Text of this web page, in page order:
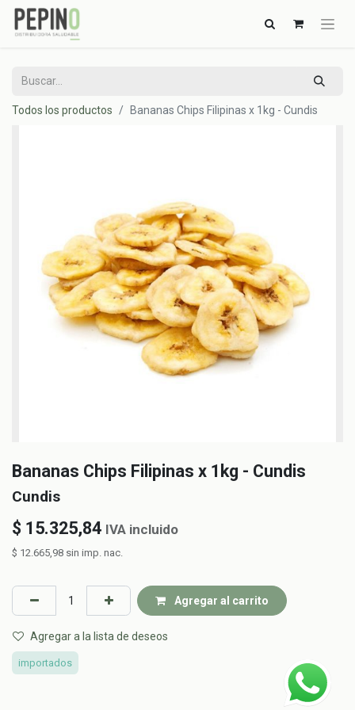
Todos los productos Bananas Chips Filipinas x 1kg - Cundis
Bananas Chips Filipinas x 1kg - Cundis
Cundis
$ 15.325,84 IVA incluido
$ 12.665,98 sin imp. nac.
Agregar al carrito
Agregar a la lista de deseos
importados